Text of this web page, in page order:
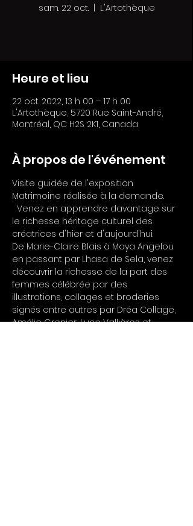
sam. 22 oct.
  |
L'Artothèque
Heure et lieu
22 oct. 2022, 13 h 00 – 17 h 00
L'Artothèque, 5720 Rue Saint-André,
Montréal, QC H2S 2K1, Canada
À propos de l'événement
Visite guidée de l'exposition
Matrimoine réalisée à la demande.
Venez en apprendre davantage sur
le richesse héritage culturel des
créatrices d'hier et d'aujourd'hui.
De Marie-Claire Blais à Maya Angelou
en passant par Lhasa de Sela, venez
découvrir la richesse de la part des
femmes célébrée par des
illustrations, collages et broderies
signés entre autres par Dréa Collage,
Amélie Grenier, Luce Vallières et